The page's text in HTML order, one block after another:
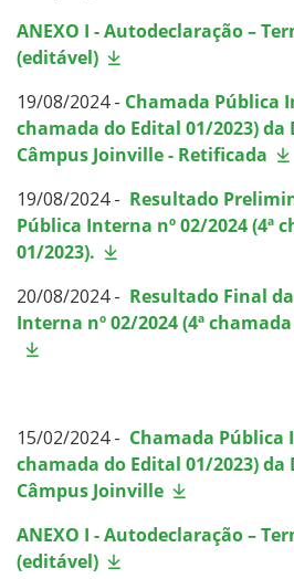
ANEXO I - Autodeclaração –
(editável)
19/08/2024 - Chamada Pública
chamada do Edital 01/2023) da
Câmpus Joinville - Retificada
19/08/2024 - Resultado
Pública Interna nº 02/2024 (4ª
01/2023).
20/08/2024 - Resultado Final
Interna nº 02/2024 (4ª
15/02/2024 - Chamada Pública
chamada do Edital 01/2023) da
Câmpus Joinville
ANEXO I - Autodeclaração –
(editável)